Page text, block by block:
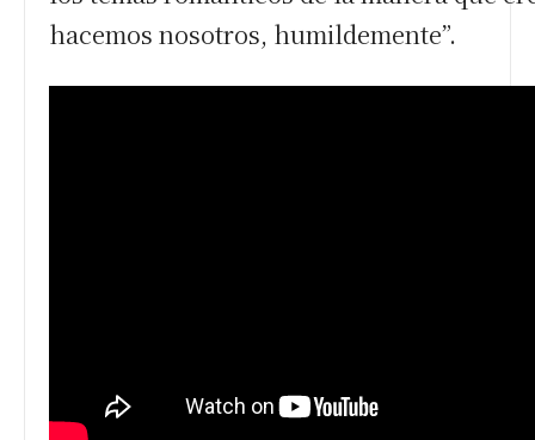
hacemos nosotros, humildemente”.